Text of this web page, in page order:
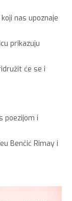
nas upoznaje
prikazuju
će se i
poezijom i
Benčić Rimay i